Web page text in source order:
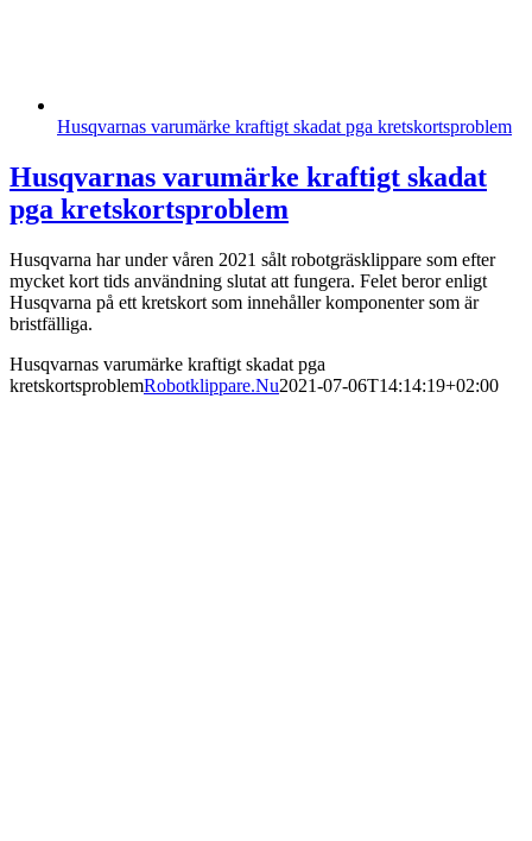
Husqvarnas varumärke kraftigt skadat pga kretskortsproblem
Husqvarnas varumärke kraftigt skadat
pga kretskortsproblem
Husqvarna har under våren 2021 sålt robotgräsklippare som efter
mycket kort tids användning slutat att fungera. Felet beror enligt
Husqvarna på ett kretskort som innehåller komponenter som är
bristfälliga.
Husqvarnas varumärke kraftigt skadat pga
kretskortsproblemRobotklippare.Nu2021-07-06T14:14:19+02:00